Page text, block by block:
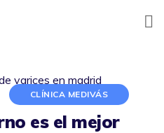
CLÍNICA MEDIVÁS
es el mejor